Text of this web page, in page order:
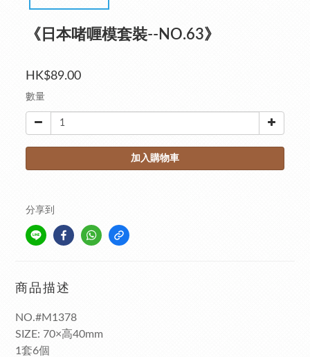
《日本啫喱模套裝--NO.63》
HK$89.00
數量
加入購物車
分享到
商品描述
NO.#M1378
SIZE: 70×高40mm
1套6個